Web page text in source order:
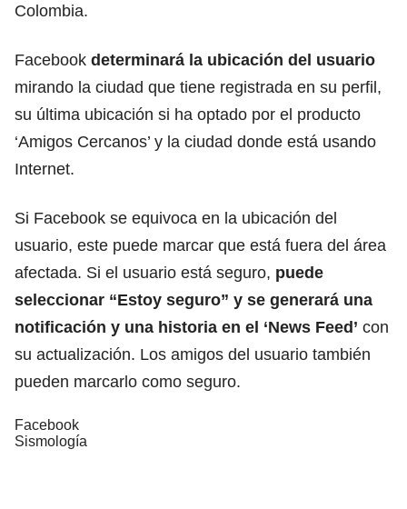
Colombia.
Facebook determinará la ubicación del usuario
mirando la ciudad que tiene registrada en su perfil,
su última ubicación si ha optado por el producto
‘Amigos Cercanos’ y la ciudad donde está usando
Internet.
Si Facebook se equivoca en la ubicación del
usuario, este puede marcar que está fuera del área
afectada. Si el usuario está seguro, puede
seleccionar “Estoy seguro” y se generará una
notificación y una historia en el ‘News Feed’ con
su actualización. Los amigos del usuario también
pueden marcarlo como seguro.
Facebook
Sismología